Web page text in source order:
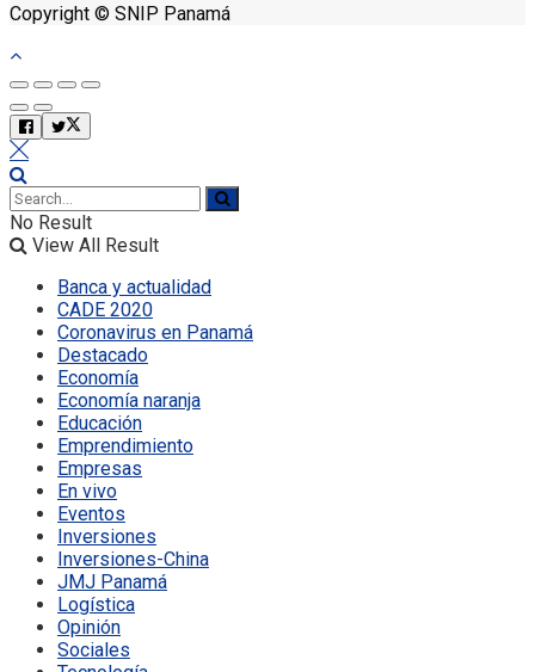
Copyright © SNIP Panamá
No Result
View All Result
Banca y actualidad
CADE 2020
Coronavirus en Panamá
Destacado
Economía
Economía naranja
Educación
Emprendimiento
Empresas
En vivo
Eventos
Inversiones
Inversiones-China
JMJ Panamá
Logística
Opinión
Sociales